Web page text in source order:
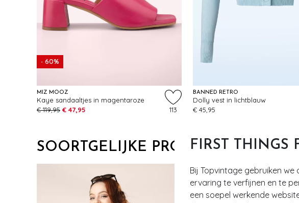
FIRST THINGS
Bij Topvintage gebruiken
ervaring te verfijnen en te
een soepel werkende
- 60%
MIZ MOOZ
Kaye sandaaltjes in magentaroze
€ 119,95 € 47,95 113
BANNED RETRO
Dolly vest in lichtblauw
€ 45,95
SOORTGELIJKE PRODUCTEN